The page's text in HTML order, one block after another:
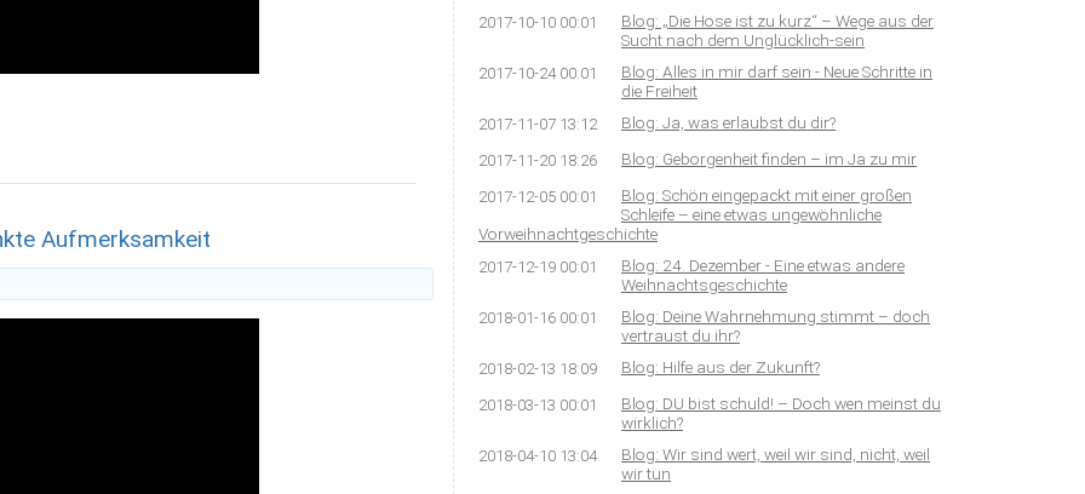
Aufmerksamkeit
2017-10-10 00:01
Blog: „Die Hose ist zu kurz“ – Wege aus der
Sucht nach dem Unglücklich-sein
2017-10-24 00:01
Blog: Alles in mir darf sein - Neue Schritte in
die Freiheit
2017-11-07 13:12 Blog: Ja, was erlaubst du dir?
2017-11-20 18:26 Blog: Geborgenheit finden – im Ja zu mir
2017-12-05 00:01
Blog: Schön eingepackt mit einer großen
Schleife – eine etwas ungewöhnliche
Vorweihnachtgeschichte
2017-12-19 00:01
Blog: 24. Dezember - Eine etwas andere
Weihnachtsgeschichte
2018-01-16 00:01
Blog: Deine Wahrnehmung stimmt – doch
vertraust du ihr?
2018-02-13 18:09 Blog: Hilfe aus der Zukunft?
2018-03-13 00:01
Blog: DU bist schuld! – Doch wen meinst du
wirklich?
2018-04-10 13:04
Blog: Wir sind wert, weil wir sind, nicht, weil
wir tun